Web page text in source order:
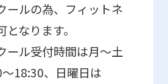
ールの為、フィットネ
なります。
ール受付時間は月〜土
18:30、日曜日は